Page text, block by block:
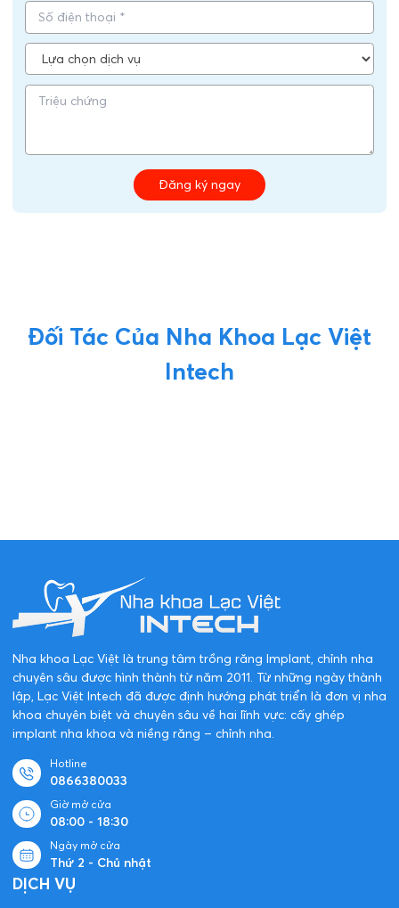
Đăng ký ngay
Đối Tác Của Nha Khoa Lạc Việt
Intech
Nha khoa Lạc Việt là trung tâm trồng răng Implant, chỉnh nha
chuyên sâu được hình thành từ năm 2011. Từ những ngày thành
lập, Lạc Việt Intech đã được định hướng phát triển là đơn vị nha
khoa chuyên biệt và chuyên sâu về hai lĩnh vực: cấy ghép
implant nha khoa và niềng răng – chỉnh nha.
Hotline
0866380033
Giờ mở cửa
08:00 - 18:30
Ngày mở cửa
Thứ 2 - Chủ nhật
DỊCH VỤ